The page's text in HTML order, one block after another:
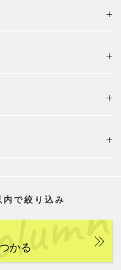
内で絞り込み
かる